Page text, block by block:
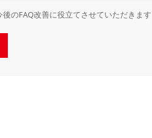
のFAQ改善に役立てさせていただきます